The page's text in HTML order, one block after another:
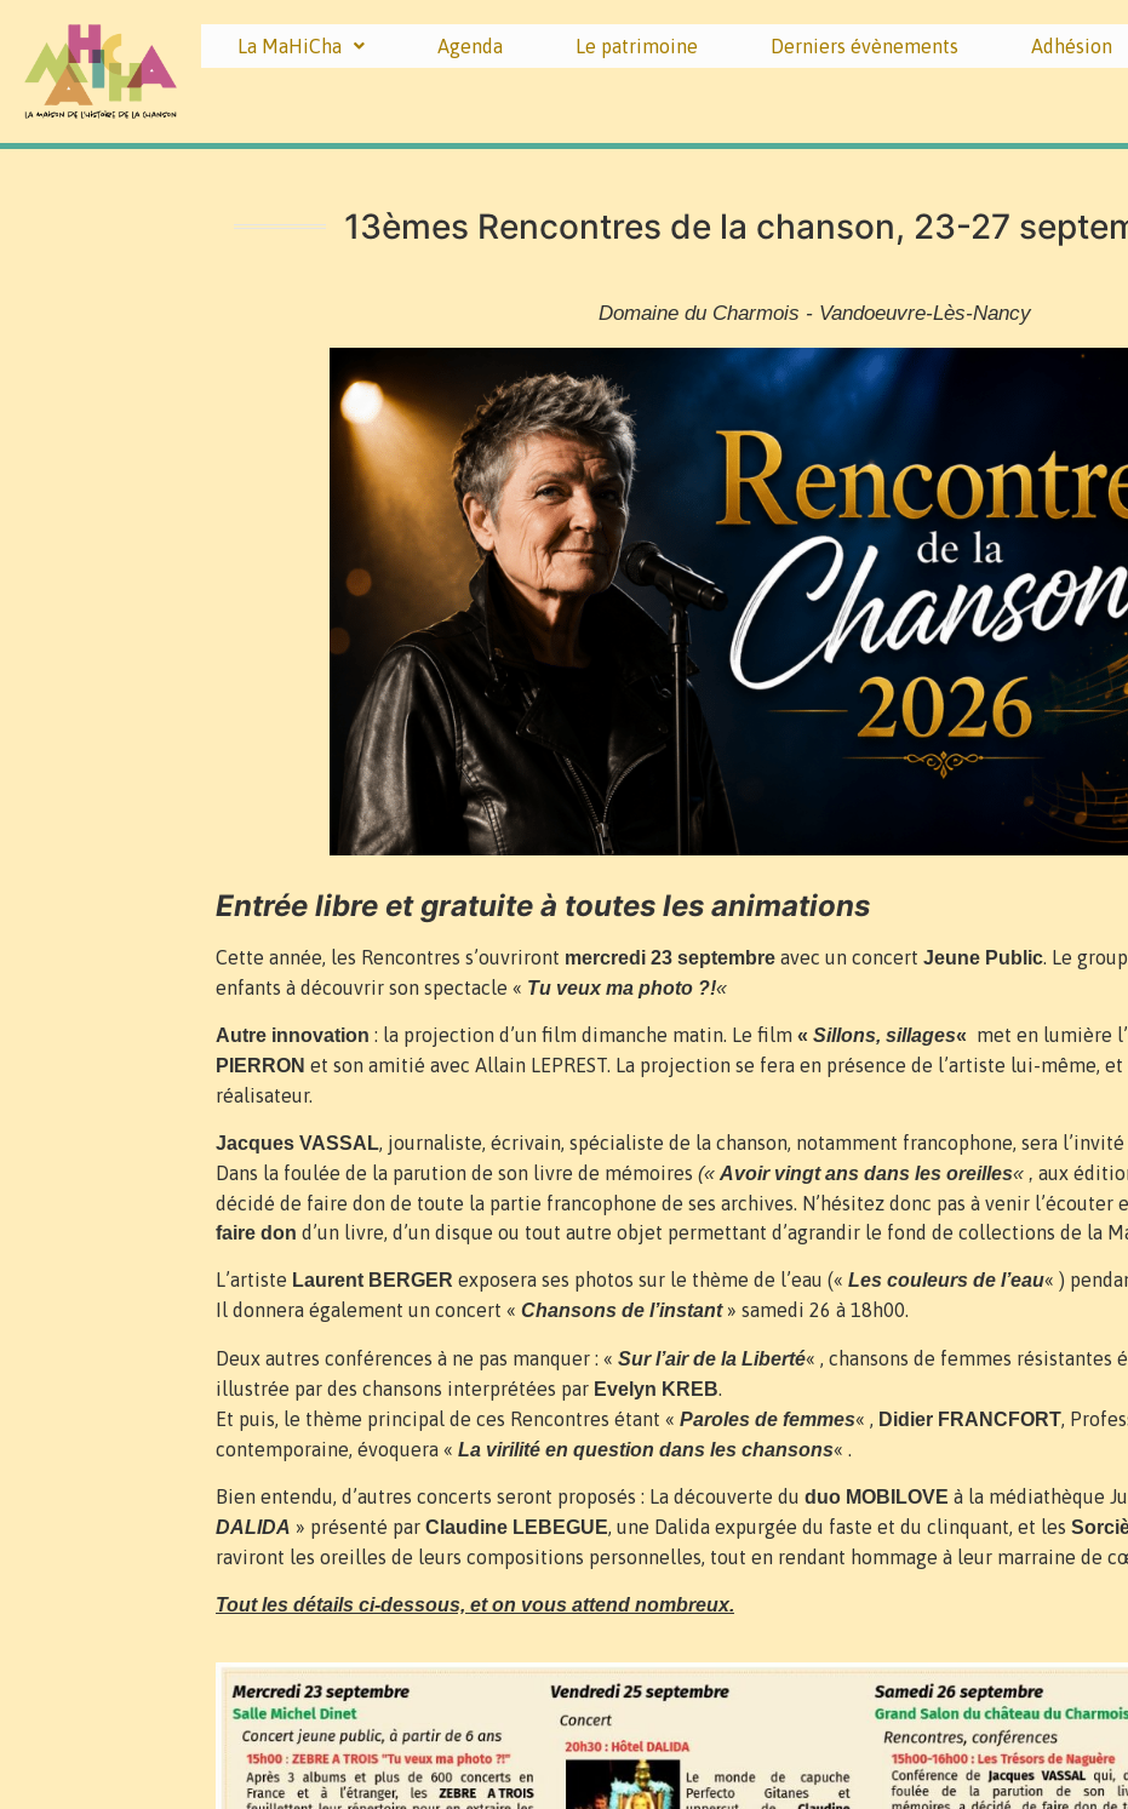
La MaHiCha Agenda Le patrimoine Derniers évènements Adhésion
13èmes Rencontres de la chanson, 23-27
Domaine du Charmois - Vandoeuvre-Lès-Nancy
Entrée libre et gratuite à toutes les animations
Cette année, les Rencontres s’ouvriront mercredi 23 septembre avec un concert Jeune Public. Le
enfants à découvrir son spectacle « Tu veux ma photo ?!«
Autre innovation : la projection d’un film dimanche matin. Le film « Sillons, sillages« met en lumière
PIERRON et son amitié avec Allain LEPREST. La projection se fera en présence de l’artiste lui-même, et
réalisateur.
Jacques VASSAL, journaliste, écrivain, spécialiste de la chanson, notamment francophone, sera l’invité
Dans la foulée de la parution de son livre de mémoires (« Avoir vingt ans dans les oreilles« , aux
décidé de faire don de toute la partie francophone de ses archives. N’hésitez donc pas à venir l’écouter
faire don d’un livre, d’un disque ou tout autre objet permettant d’agrandir le fond de collections de la
L’artiste Laurent BERGER exposera ses photos sur le thème de l’eau (« Les couleurs de l’eau« )
Il donnera également un concert « Chansons de l’instant» samedi 26 à 18h00.
Deux autres conférences à ne pas manquer : « Sur l’air de la Liberté« , chansons de femmes résistantes
illustrée par des chansons interprétées par Evelyn KREB.
Et puis, le thème principal de ces Rencontres étant « Paroles de femmes« , Didier FRANCFORT,
contemporaine, évoquera « La virilité en question dans les chansons« .
Bien entendu, d’autres concerts seront proposés : La découverte du duo MOBILOVE à la médiathèque
DALIDA » présenté par Claudine LEBEGUE, une Dalida expurgée du faste et du clinquant, et les
raviront les oreilles de leurs compositions personnelles, tout en rendant hommage à leur marraine de
Tout les détails ci-dessous, et on vous attend nombreux.